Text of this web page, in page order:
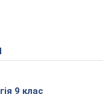
Video
9 клас